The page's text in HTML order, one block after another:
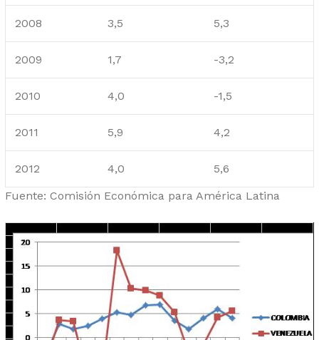
2008 3,5 5,3
2009 1,7 -3,2
2010 4,0 -1,5
2011 5,9 4,2
2012 4,0
5,6
Fuente: Comisión Económica para América Latina